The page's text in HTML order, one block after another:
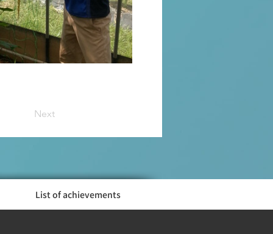
Next
List of achievements